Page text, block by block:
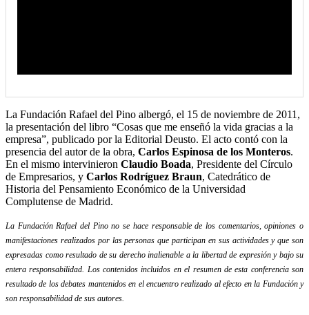
La Fundación Rafael del Pino albergó, el 15 de noviembre de 2011,
la presentación del libro “Cosas que me enseñó la vida gracias a la
empresa”, publicado por la Editorial Deusto. El acto contó con la
presencia del autor de la obra, Carlos Espinosa de los Monteros.
En el mismo intervinieron Claudio Boada, Presidente del Círculo
de Empresarios, y Carlos Rodríguez Braun, Catedrático de
Historia del Pensamiento Económico de la Universidad
Complutense de Madrid.
La Fundación Rafael del Pino no se hace responsable de los comentarios, opiniones o
manifestaciones realizados por las personas que participan en sus actividades y que son
expresadas como resultado de su derecho inalienable a la libertad de expresión y bajo su
entera responsabilidad. Los contenidos incluidos en el resumen de esta conferencia son
resultado de los debates mantenidos en el encuentro realizado al efecto en la Fundación y
son responsabilidad de sus autores.